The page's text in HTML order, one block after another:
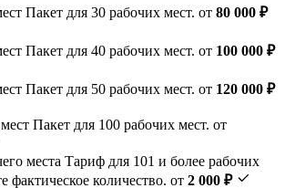
Пакет для 30 рабочих мест. от 80 000 ₽
Пакет для 40 рабочих мест. от 100 000 ₽
Пакет для 50 рабочих мест. от 120 000 ₽
Пакет для 100 рабочих мест. от
места Тариф для 101 и более рабочих
фактическое количество. от 2 000 ₽